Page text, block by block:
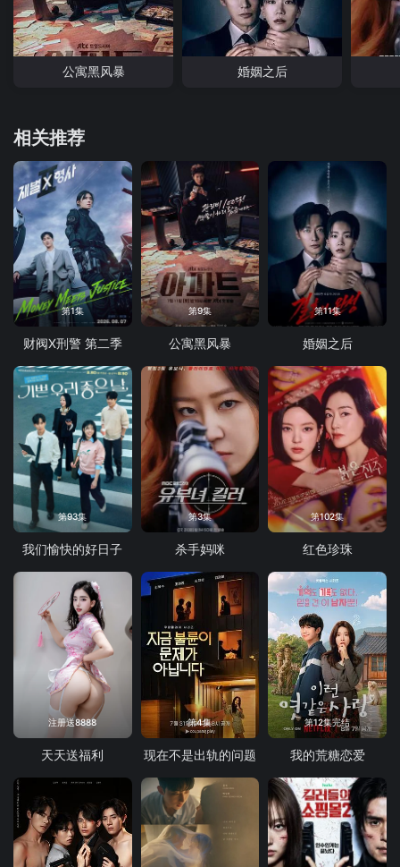
公寓黑风暴 婚姻之后
相关推荐
第1集
财阀X刑警 第二季
第9集
公寓黑风暴
第11集
婚姻之后
第93集
我们愉快的好日子
第3集
杀手妈咪
第102集
红色珍珠
注册送8888
天天送福利
第4集
现在不是出轨的问题
第12集完结
我的荒糖恋爱